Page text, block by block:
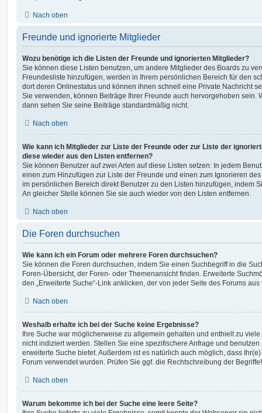
Nach oben
Freunde und ignorierte Mitglieder
Wozu benötige ich die Listen der Freunde und ignorierten Mitglieder?
Sie können diese Listen benutzen, um andere Mitglieder des Boards zu
Freundesliste hinzufügen, werden in Ihrem persönlichen Bereich für den
dort deren Onlinestatus und können ihnen schnell eine Private Nachricht
Sie verwenden, können Beiträge Ihrer Freunde auch hervorgehoben sein.
dann sehen Sie seine Beiträge standardmäßig nicht.
Nach oben
Wie kann ich Mitglieder zur Liste der Freunde oder zur Liste der
diese wieder aus den Listen entfernen?
Sie können Benutzer auf zwei Arten auf diese Listen setzen: In jedem
einen zum Hinzufügen zur Liste der Freunde und einen zum Ignorieren
im persönlichen Bereich direkt Benutzer zu den Listen hinzufügen, indem
An gleicher Stelle können Sie sie auch wieder von den Listen entfernen.
Nach oben
Die Foren durchsuchen
Wie kann ich ein Forum oder mehrere Foren durchsuchen?
Sie können die Foren durchsuchen, indem Sie einen Suchbegriff in die
Foren-Übersicht, der Foren- oder Themenansicht finden. Erweiterte
den „Erweiterte Suche“-Link anklicken, der von jeder Seite des Forums aus
Nach oben
Weshalb erhalte ich bei der Suche keine Ergebnisse?
Ihre Suche war möglicherweise zu allgemein gehalten und enthielt zu
nicht indiziert werden. Stellen Sie eine spezifischere Anfrage und
erweiterte Suche bietet. Außerdem ist es natürlich auch möglich, dass
Forum verwendet wurden. Prüfen Sie ggf. die Rechtschreibung der Begriffe!
Nach oben
Warum bekomme ich bei der Suche eine leere Seite?